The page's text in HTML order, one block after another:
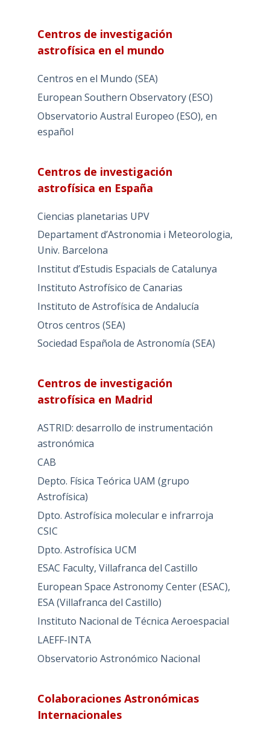
Centros de investigación
astrofísica en el mundo
Centros en el Mundo (SEA)
European Southern Observatory (ESO)
Observatorio Austral Europeo (ESO), en
español
Centros de investigación
astrofísica en España
Ciencias planetarias UPV
Departament d’Astronomia i Meteorologia,
Univ. Barcelona
Institut d’Estudis Espacials de Catalunya
Instituto Astrofísico de Canarias
Instituto de Astrofísica de Andalucía
Otros centros (SEA)
Sociedad Española de Astronomía (SEA)
Centros de investigación
astrofísica en Madrid
ASTRID: desarrollo de instrumentación
astronómica
CAB
Depto. Física Teórica UAM (grupo
Astrofísica)
Dpto. Astrofísica molecular e infrarroja
CSIC
Dpto. Astrofísica UCM
ESAC Faculty, Villafranca del Castillo
European Space Astronomy Center (ESAC),
ESA (Villafranca del Castillo)
Instituto Nacional de Técnica Aeroespacial
LAEFF-INTA
Observatorio Astronómico Nacional
Colaboraciones Astronómicas
Internacionales